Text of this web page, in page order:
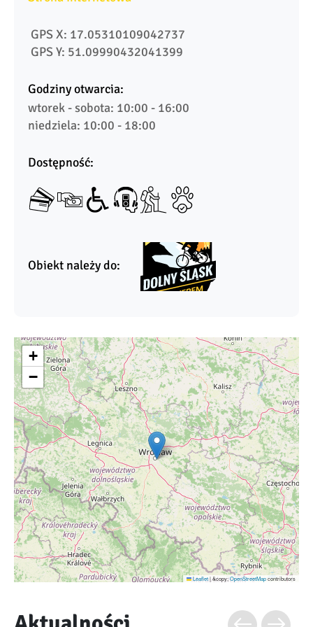
GPS X: 17.05310109042737
GPS Y: 51.09990432041399
Godziny otwarcia:
wtorek - sobota: 10:00 - 16:00
niedziela: 10:00 - 18:00
Dostępność:
Obiekt należy do:
+
−
Leaflet|&copy;OpenStreetMapcontributors